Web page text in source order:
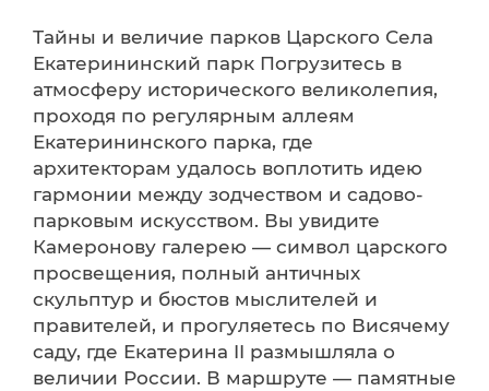
Тайны и величие парков Царского Села
Екатерининский парк Погрузитесь в
атмосферу исторического великолепия,
проходя по регулярным аллеям
Екатерининского парка, где
архитекторам удалось воплотить идею
гармонии между зодчеством и садово-
парковым искусством. Вы увидите
Камеронову галерею — символ царского
просвещения, полный античных
скульптур и бюстов мыслителей и
правителей, и прогуляетесь по Висячему
саду, где Екатерина II размышляла о
величии России. В маршруте — памятные